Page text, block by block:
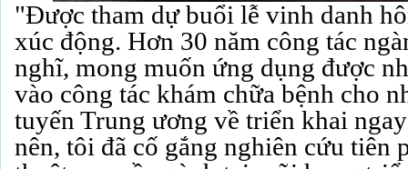
"Được tham dự buổi lễ vinh danh
xúc động. Hơn 30 năm công tác
nghĩ, mong muốn ứng dụng được
vào công tác khám chữa bệnh cho
tuyến Trung ương về triển khai
nên, tôi đã cố gắng nghiên cứu tiên